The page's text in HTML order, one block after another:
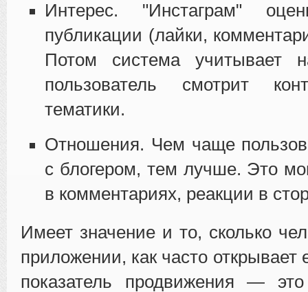
Интерес. "Инстаграм"
публикации (лайки,
Потом система учитывает
пользователь смотрит
тематики.
Отношения. Чем чаще
с блогером, тем лучше. Это
в комментариях, реакции в
Имеет значение и то, сколько
приложении, как часто
показатель продвижения — это